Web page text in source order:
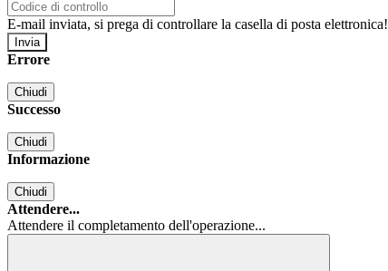
E-mail inviata, si prega di controllare la casella di posta elettronica!
Errore
Chiudi
Successo
Chiudi
Informazione
Chiudi
Attendere...
Attendere il completamento dell'operazione...